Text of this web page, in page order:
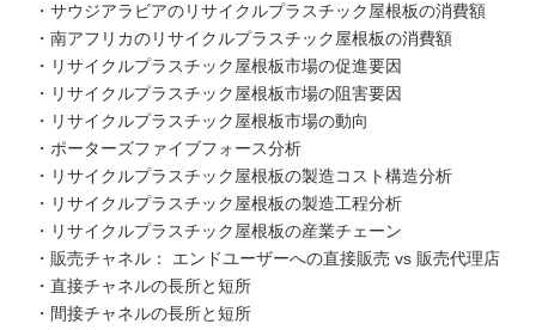
・サウジアラビアのリサイクルプラスチック屋根板の消費額
・南アフリカのリサイクルプラスチック屋根板の消費額
・リサイクルプラスチック屋根板市場の促進要因
・リサイクルプラスチック屋根板市場の阻害要因
・リサイクルプラスチック屋根板市場の動向
・ポーターズファイブフォース分析
・リサイクルプラスチック屋根板の製造コスト構造分析
・リサイクルプラスチック屋根板の製造工程分析
・リサイクルプラスチック屋根板の産業チェーン
・販売チャネル： エンドユーザーへの直接販売 vs 販売代理店
・直接チャネルの長所と短所
・間接チャネルの長所と短所